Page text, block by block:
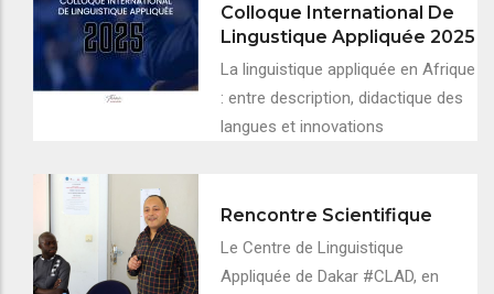
Colloque International De
Lingustique Appliquée 2025
La linguistique appliquée en Afrique
: entre description, didactique des
langues et innovations
Rencontre Scientifique
Le Centre de Linguistique
Appliquée de Dakar #CLAD, en